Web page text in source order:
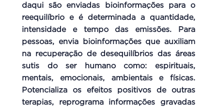
daqui são enviadas bioinformações para o
reequilíbrio e é determinada a quantidade,
intensidade e tempo das emissões. Para
pessoas, envia bioinformações que auxiliam
na recuperação de desequilíbrios das áreas
sutis do ser humano como: espirituais,
mentais, emocionais, ambientais e físicas.
Potencializa os efeitos positivos de outras
terapias, reprograma informações gravadas